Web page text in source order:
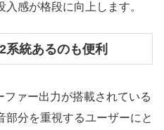
感が格段に向上します。
系統あるのも便利
ァー出力が搭載されている
部分を重視するユーザーにと